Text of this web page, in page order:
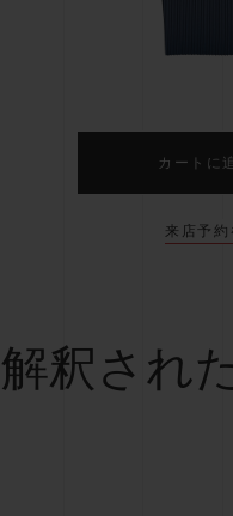
カートに
来店予約
釈され
配送日数 送料